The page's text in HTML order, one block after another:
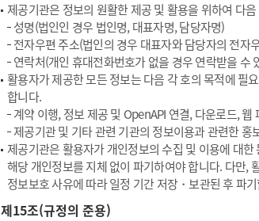
제공기관은 정보의 원활한 제공 및 활용을 위하여 다
성명(법인인 경우 법인명, 대표자명, 담당자명)
전자우편 주소(법인의 경우 대표자와 담당자의 전자
연락처(개인 휴대전화번호가 없을 경우 연락받을 수
활용자가 제공한 모든 정보는 다음 각 호의 목적에 필
합니다.
계약 이행, 정보 제공 및 OpenAPI 연결, 다운로드, 웹
제공기관 및 기타 관련 기관의 정보이용과 관련한 홍
제공기관은 활용자가 개인정보의 수집 및 이용에 대
해당 개인정보를 지체 없이 파기하여야 합니다. 다만,
정보보호 사유에 따라 일정 기간 저장・보관된 후 파
제15조(규정의 준용)